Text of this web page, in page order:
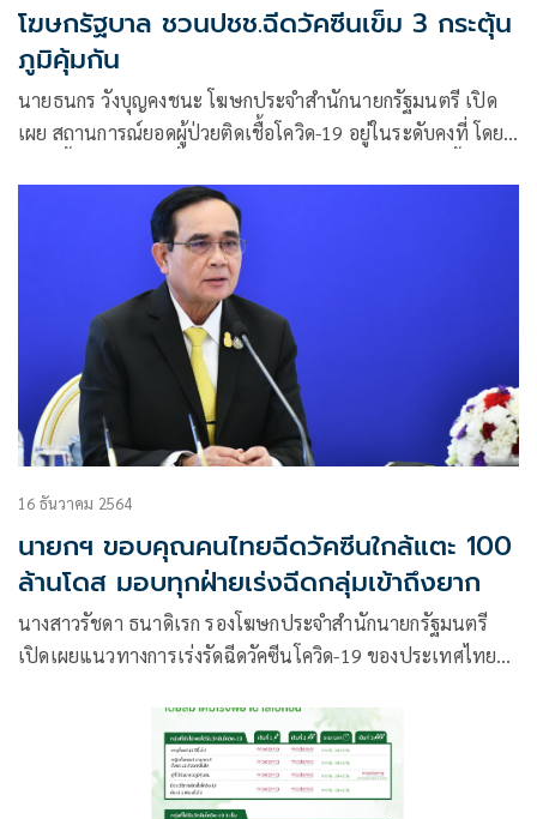
โฆษกรัฐบาล ชวนปชช.ฉีดวัคซีนเข็ม 3 กระตุ้น
ภูมิคุ้มกัน
นายธนกร วังบุญคงชนะ โฆษกประจำสำนักนายกรัฐมนตรี เปิด
เผย สถานการณ์ยอดผู้ป่วยติดเชื้อโควิด-19 อยู่ในระดับคงที่ โดยมี
3,540 ผู้ป่วยภายในเรือนจำ ที่ต้องขัง 144
16 ธันวาคม 2564
นายกฯ ขอบคุณคนไทยฉีดวัคซีนใกล้แตะ 100
ล้านโดส มอบทุกฝ่ายเร่งฉีดกลุ่มเข้าถึงยาก
นางสาวรัชดา ธนาดิเรก รองโฆษกประจำสำนักนายกรัฐมนตรี
เปิดเผยแนวทางการเร่งรัดฉีดวัคซีนโควิด-19 ของประเทศไทย
ติดตามความคืบหน้าการฉีดวัคซีนให้แก่ประชาชนอย่างใกล้ชิด